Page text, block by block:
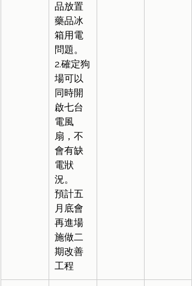
品放置
藥品冰
箱用電
問題。
2.確定狗
場可以
同時開
啟七台
電風
扇，不
會有缺
電狀
況。
預計五
月底會
再進場
施做二
期改善
工程